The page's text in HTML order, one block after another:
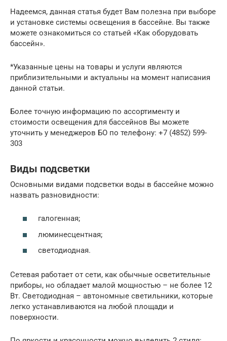
Надеемся, данная статья будет Вам полезна при выборе
и установке системы освещения в бассейне. Вы также
можете ознакомиться со статьей «Как оборудовать
бассейн».
*Указанные цены на товары и услуги являются
приблизительными и актуальны на момент написания
данной статьи.
Более точную информацию по ассортименту и
стоимости освещения для бассейнов Вы можете
уточнить у менеджеров БО по телефону: +7 (4852) 599-
303
Виды подсветки
Основными видами подсветки воды в бассейне можно
назвать разновидности:
галогенная;
люминесцентная;
светодиодная.
Сетевая работает от сети, как обычные осветительные
приборы, но обладает малой мощностью – не более 12
Вт. Светодиодная – автономные светильники, которые
легко устанавливаются на любой площади и
поверхности.